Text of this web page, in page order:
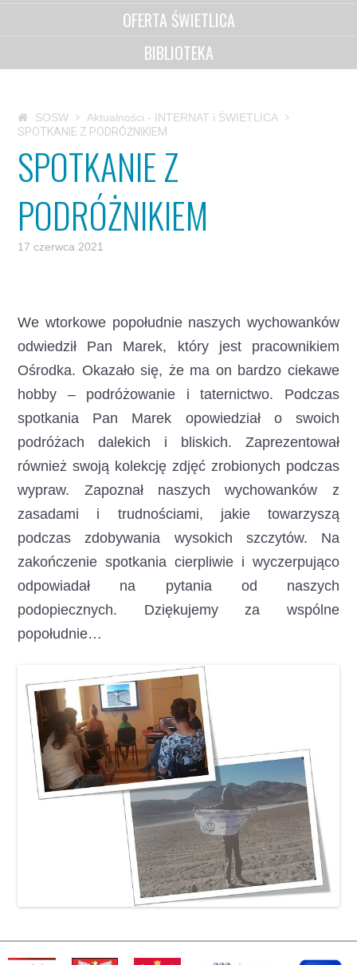
OFERTA ŚWIETLICA
BIBLIOTEKA
SOSW
Aktualności - INTERNAT i ŚWIETLICA
SPOTKANIE Z PODRÓŻNIKIEM
SPOTKANIE Z
PODRÓŻNIKIEM
17 czerwca 2021
We wtorkowe popołudnie naszych wychowanków
odwiedził Pan Marek, który jest pracownikiem
Ośrodka. Okazało się, że ma on bardzo ciekawe
hobby – podróżowanie i taternictwo. Podczas
spotkania Pan Marek opowiedział o swoich
podróżach dalekich i bliskich. Zaprezentował
również swoją kolekcję zdjęć zrobionych podczas
wypraw. Zapoznał naszych wychowanków z
zasadami i trudnościami, jakie towarzyszą
podczas zdobywania wysokich szczytów. Na
zakończenie spotkania cierpliwie i wyczerpująco
odpowiadał na pytania od naszych
podopiecznych. Dziękujemy za wspólne
popołudnie…